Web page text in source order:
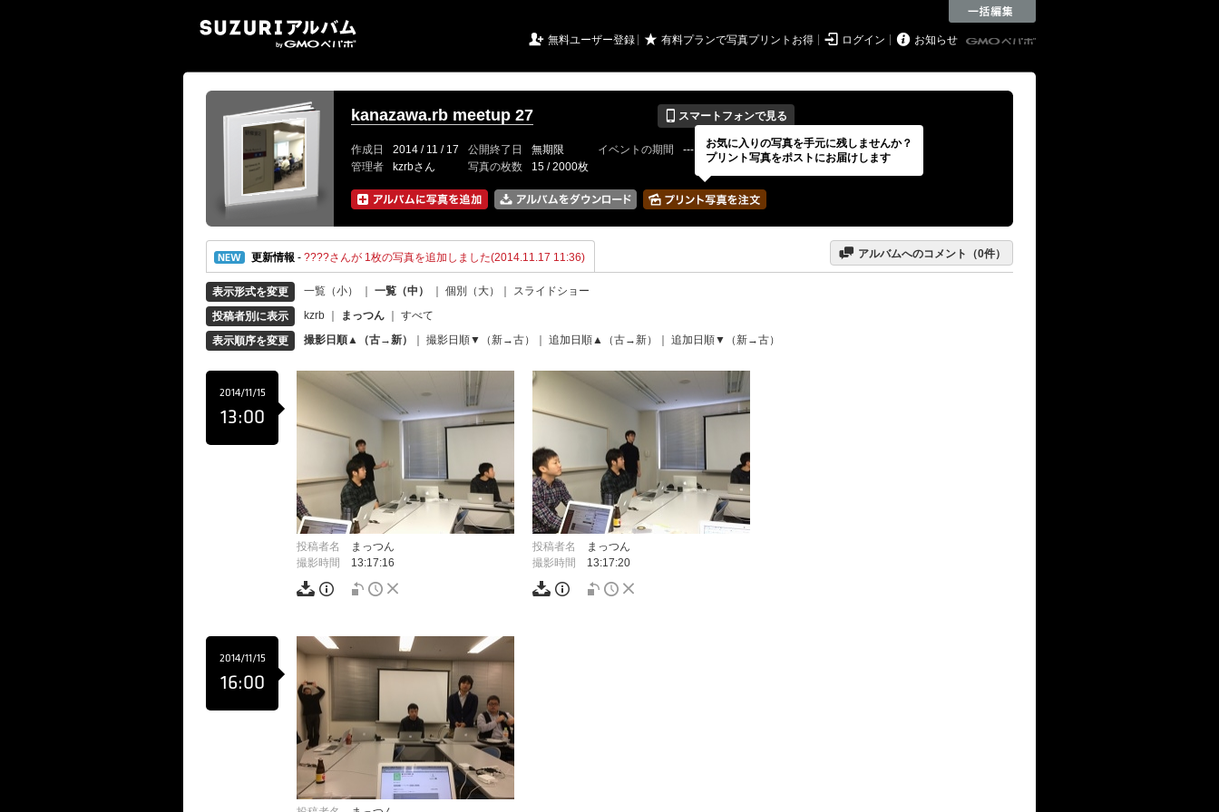
 無料ユーザー登録 ★ 有料プランで写真プリントお得  ログイン  お知らせ
kanazawa.rb meetup 27 📱 スマートフォンで見る
作成日 2014 / 11 / 17 公開終了日 無期限 イベントの期間
---
管理者
kzrbさん 写真の枚数 15 / 2000枚
更新情報 - ????さんが 1枚の写真を追加しました(2014.11.17 11:36)  アルバムへのコメント（0件）
表示形式を変更 一覧（小） 一覧（中） 個別（大）
スライドショー
投稿者別に表示
kzrb まっつん
すべて
表示順序を変更
撮影日順▲（古→新） 撮影日順▼（新→古） 追加日順▲（古→新） 追加日順▼（新→古）
2014/11/15
13:00
投稿者名
まっつん
撮影時間
13:17:16
投稿者名
まっつん
撮影時間
13:17:20
2014/11/15
16:00
お気に入りの写真を手元に残しませんか？
プリント写真をポストにお届けします